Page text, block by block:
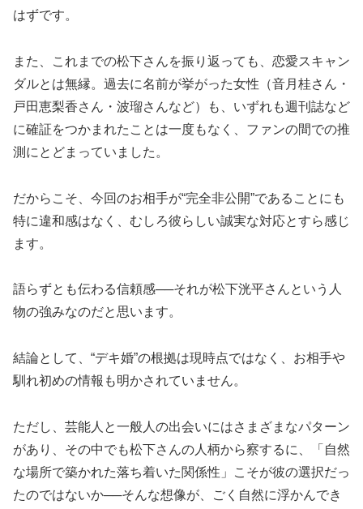
はずです。
また、これまでの松下さんを振り返っても、恋愛スキャン
ダルとは無縁。過去に名前が挙がった女性（音月桂さん・
戸田恵梨香さん・波瑠さんなど）も、いずれも週刊誌など
に確証をつかまれたことは一度もなく、ファンの間での推
測にとどまっていました。
だからこそ、今回のお相手が“完全非公開”であることにも
特に違和感はなく、むしろ彼らしい誠実な対応とすら感じ
ます。
語らずとも伝わる信頼感──それが松下洸平さんという人
物の強みなのだと思います。
結論として、“デキ婚”の根拠は現時点ではなく、お相手や
馴れ初めの情報も明かされていません。
ただし、芸能人と一般人の出会いにはさまざまなパターン
があり、その中でも松下さんの人柄から察するに、「自然
な場所で築かれた落ち着いた関係性」こそが彼の選択だっ
たのではないか──そんな想像が、ごく自然に浮かんでき